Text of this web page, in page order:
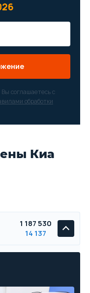
соглашаетесь с
обработки
Киа
1 187 530
14 137